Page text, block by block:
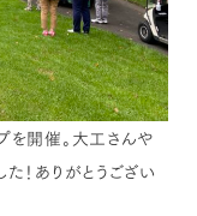
を開催。大工さんや
！ありがとうござい